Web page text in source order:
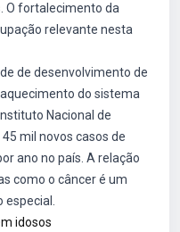
O fortalecimento da
relevante nesta
de desenvolvimento de
do sistema
Nacional de
mil novos casos de
ano no país. A relação
como o câncer é um
idosos